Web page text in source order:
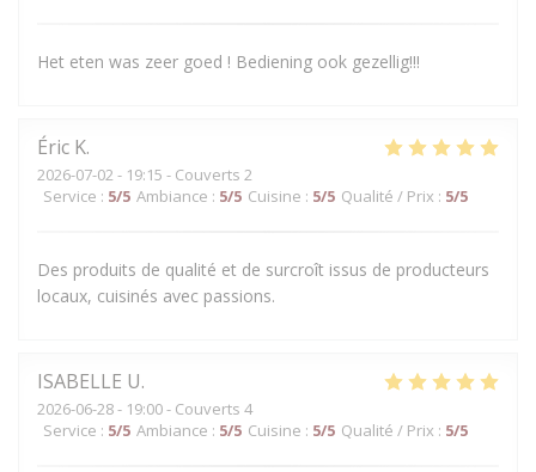
Het eten was zeer goed ! Bediening ook gezellig!!!
Éric K
2026-07-02 - 19:15 - Couverts 2
Service : 5/5 Ambiance : 5/5 Cuisine : 5/5 Qualité / Prix : 5/5
Des produits de qualité et de surcroît issus de producteurs
locaux, cuisinés avec passions.
ISABELLE U
2026-06-28- 19:00 - Couverts 4
Service : 5/5 Ambiance : 5/5 Cuisine : 5/5 Qualité / Prix : 5/5